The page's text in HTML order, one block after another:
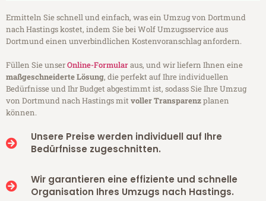
Ermitteln Sie schnell und einfach, was ein Umzug von Dortmund
nach Hastings kostet, indem Sie bei Wolf Umzugsservice aus
Dortmund einen unverbindlichen Kostenvoranschlag anfordern.
Füllen Sie unserOnline-Formularaus, und wir liefern Ihnen eine
maßgeschneiderte Lösung, die perfekt auf Ihre individuellen
Bedürfnisse und Ihr Budget abgestimmt ist, sodass Sie Ihre Umzug
von Dortmund nach Hastings mitvoller Transparenzplanen
können.
Unsere Preise werden individuell auf Ihre
Bedürfnisse zugeschnitten.
Wir garantieren eine effiziente und schnelle
Organisation Ihres Umzugs nach Hastings.